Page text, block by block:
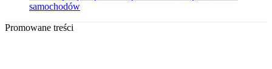
samochodów
Promowane treści